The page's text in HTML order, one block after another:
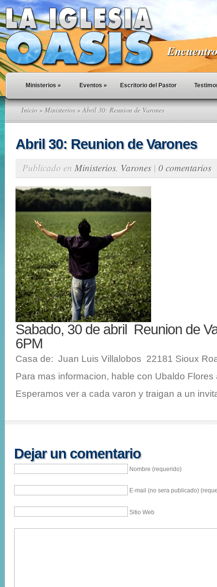
Ministerios » Eventos » Escritorio del Pastor
Inicio » Ministerios» Abril 30: Reunion de Varones
Abril 30: Reunion de Varones
Publicado en Ministerios, Varones | 0 comentarios
Sabado, 30 de abril Reunion de
6PM
Casa de: Juan Luis Villalobos 22181 Sioux
Para mas informacion, hable con Ubaldo Flores
Esperamos ver a cada varon y traigan a un
Dejar un comentario
Nombre (requerido)
E-mail (no sera publicado)
Sitio Web